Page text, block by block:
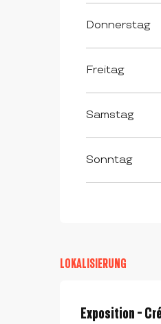
Donnerstag
Freitag
Samstag
Sonntag
LOKALISIERUNG
Exposition -